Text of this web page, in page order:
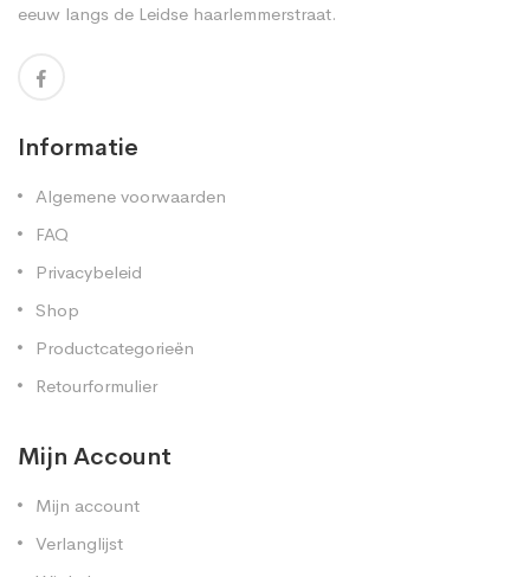
eeuw langs de Leidse haarlemmerstraat.
Informatie
Algemene voorwaarden
FAQ
Privacybeleid
Shop
Productcategorieën
Retourformulier
Mijn Account
Mijn account
Verlanglijst